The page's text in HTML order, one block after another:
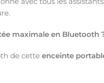
maximale en Bluetooth
de cette enceinte